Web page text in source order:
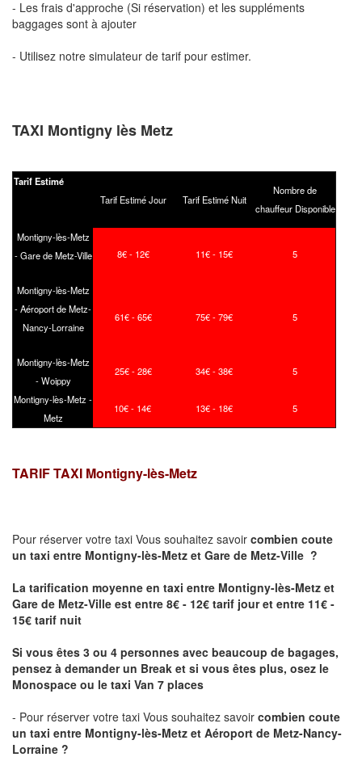
- Les frais d'approche (Si réservation) et les suppléments
baggages sont à ajouter
- Utilisez notre simulateur de tarif pour estimer.
TAXI Montigny lès Metz
Tarif Estimé
Tarif Estimé Jour
Tarif Estimé Nuit
Nombre de
chauffeur Disponible
Montigny-lès-Metz
- Gare de Metz-Ville
8€ - 12€ 11€ - 15€ 5
Montigny-lès-Metz
- Aéroport de Metz-
Nancy-Lorraine
61€ - 65€ 75€ - 79€ 5
Montigny-lès-Metz
- Woippy
25€ - 28€ 34€ - 38€ 5
Montigny-lès-Metz -
Metz
10€ - 14€ 13€ - 18€ 5
TARIF TAXI Montigny-lès-Metz
Pour réserver votre taxi Vous souhaitez savoir combien coute
un taxi entre Montigny-lès-Metz et Gare de Metz-Ville ?
La tarification moyenne en taxi entre Montigny-lès-Metz et
Gare de Metz-Ville est entre 8€ - 12€ tarif jour et entre 11€ -
15€ tarif nuit
Si vous êtes 3 ou 4 personnes avec beaucoup de bagages,
pensez à demander un Break et si vous êtes plus, osez le
Monospace ou le taxi Van 7 places
- Pour réserver votre taxi Vous souhaitez savoir combien coute
un taxi entre Montigny-lès-Metz et Aéroport de Metz-Nancy-
Lorraine ?